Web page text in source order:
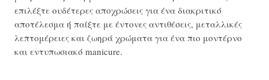
επιλέξτε ουδέτερες αποχρώσεις για ένα διακριτικό
αποτέλεσμα ή παίξτε με έντονες αντιθέσεις, μεταλλικές
λεπτομέρειες και ζωηρά χρώματα για ένα πιο μοντέρνο
και εντυπωσιακό manicure.